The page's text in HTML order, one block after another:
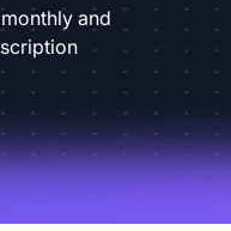
and